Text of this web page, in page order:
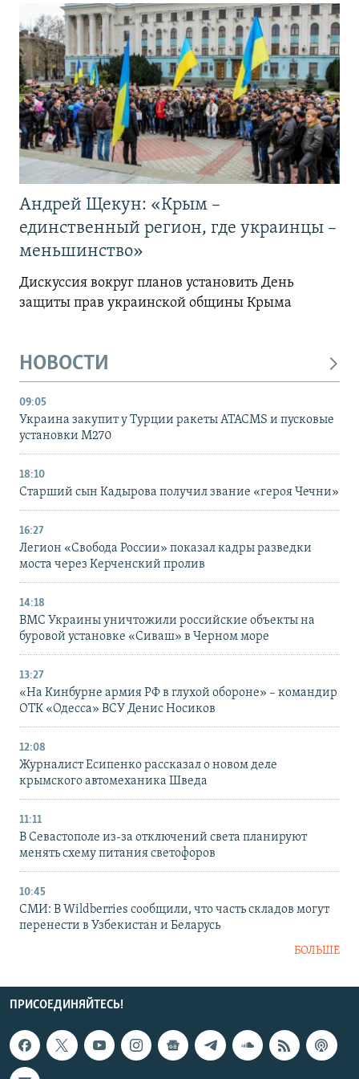
Андрей Щекун: «Крым –
единственный регион, где украинцы –
меньшинство»
Дискуссия вокруг планов установить День
защиты прав украинской общины Крыма
НОВОСТИ
09:05
Украина закупит у Турции ракеты ATACMS и пусковые
установки M270
18:10
Старший сын Кадырова получил звание «героя Чечни»
16:27
Легион «Свобода России» показал кадры разведки
моста через Керченский пролив
14:18
ВМС Украины уничтожили российские объекты на
буровой установке «Сиваш» в Черном море
13:27
«На Кинбурне армия РФ в глухой обороне» – командир
ОТК «Одесса» ВСУ Денис Носиков
12:08
Журналист Есипенко рассказал о новом деле
крымского автомеханика Шведа
11:11
В Севастополе из-за отключений света планируют
менять схему питания светофоров
10:45
СМИ: В Wildberries сообщили, что часть складов могут
перенести в Узбекистан и Беларусь
БОЛЬШЕ
ПРИСОЕДИНЯЙТЕСЬ!